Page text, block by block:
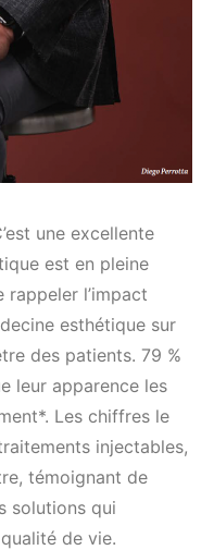
une excellente
est en pleine
l’impact
esthétique sur
des patients. 79 %
leur apparence les
Les chiffres le
injectables,
témoignant de
solutions qui
de vie.